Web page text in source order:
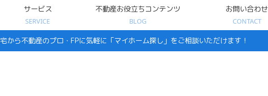
サービス
SERVICE
不動産お役立ちコンテンツ
BLOG
お問い合わせ
CONTACT
から不動産のプロ・FPに気軽に「マイホーム探し」をご相談いただけます！